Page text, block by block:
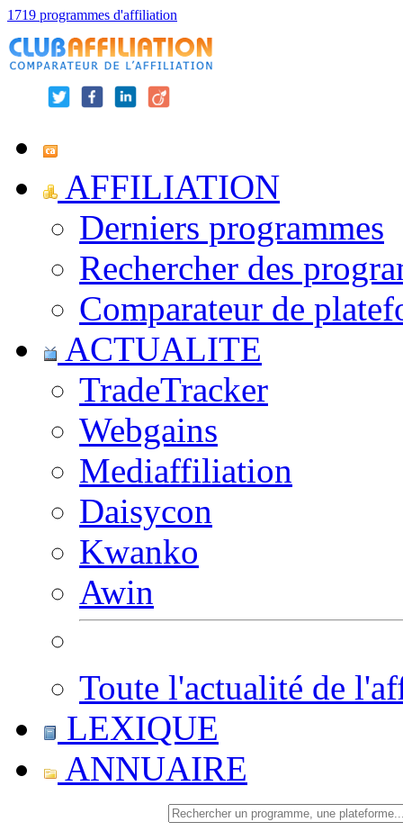
1719 programmes d'affiliation
AFFILIATION
Derniers programmes
Rechercher des
Comparateur de
ACTUALITE
TradeTracker
Webgains
Mediaffiliation
Daisycon
Kwanko
Awin
Toute l'actualité de
LEXIQUE
ANNUAIRE